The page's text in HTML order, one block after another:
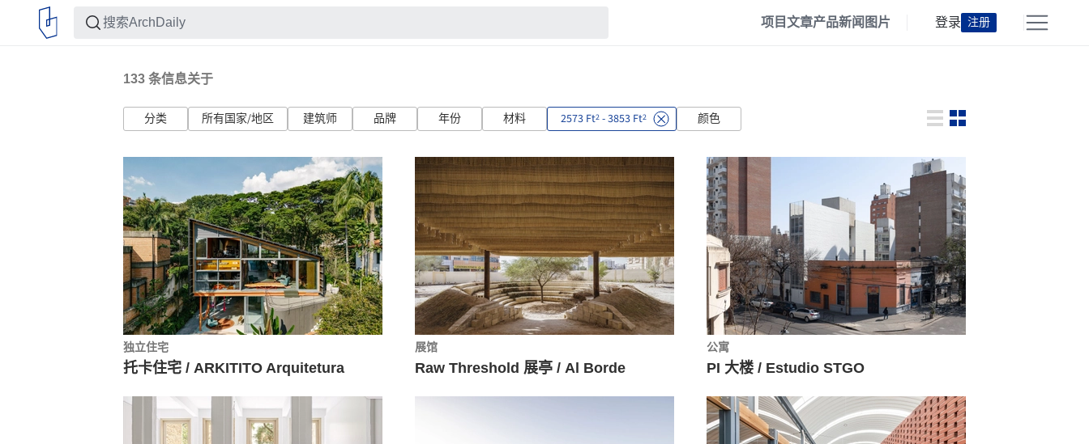
项目文章产品新闻 图片 登录 注册
133 条信息关于
分类 所有国家/地区 建筑师 品牌 年份 材料 2573 Ft2 - 3853 Ft2 颜色
独立住宅
托卡住宅 / ARKITITO Arquitetura
展馆
Raw Threshold 展亭 / Al Borde
公寓
PI 大楼 / Estudio STGO